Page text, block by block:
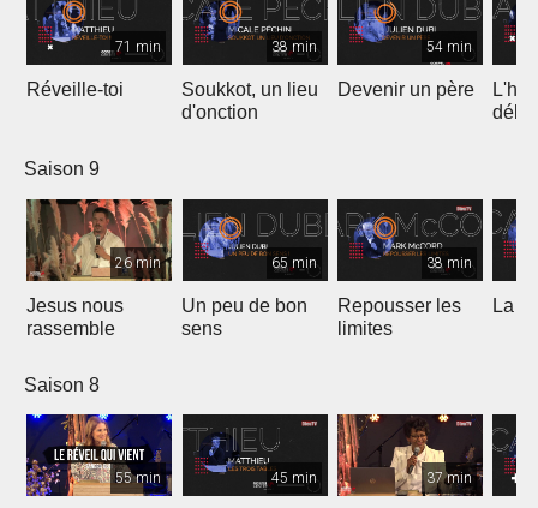
71 min
Réveille-toi
38 min
Soukkot, un lieu
d'onction
54 min
Devenir un père
Saison 9
26 min
Jesus nous
rassemble
65 min
Un peu de bon
sens
38 min
Repousser les
limites
La
Saison 8
55 min 45 min 37 min